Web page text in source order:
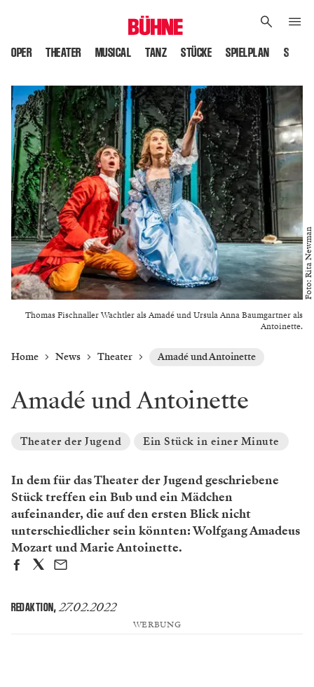
OPER THEATER MUSICAL TANZ STÜCKE SPIELPLAN
Thomas Fischnaller Wachtler als Amadé und Ursula Anna Baumgartner als
Antoinette.
Foto: Rita Newman
Home News Theater Amadé und Antoinette
Amadé und Antoinette
Theater der Jugend Ein Stück in einer Minute
In dem für das Theater der Jugend geschriebene
Stück treffen ein Bub und ein Mädchen
aufeinander, die auf den ersten Blick nicht
unterschiedlicher sein könnten: Wolfgang Amadeus
Mozart und Marie Antoinette.
REDAKTION, 27.02.2022
WERBUNG